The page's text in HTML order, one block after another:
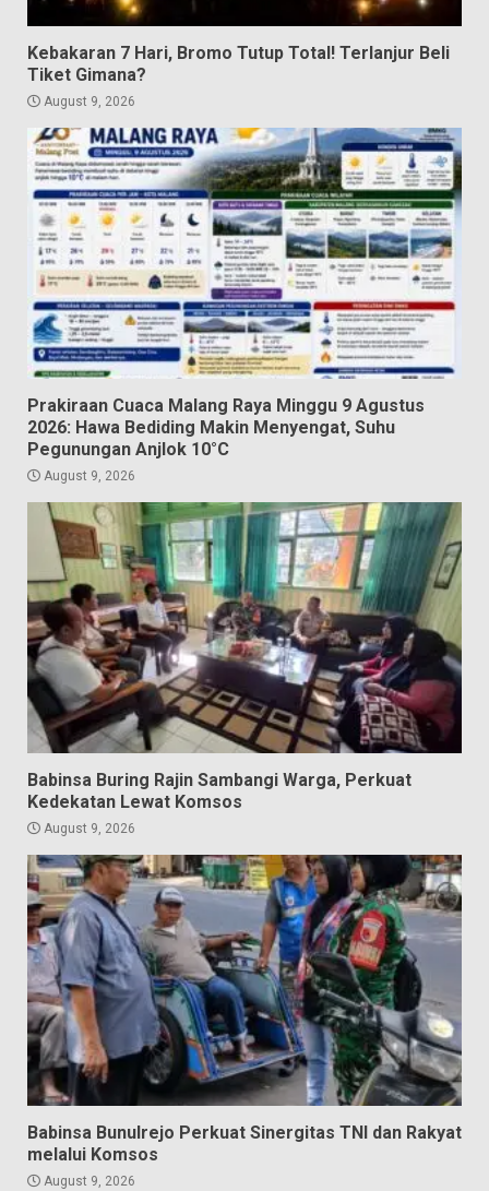
Kebakaran 7 Hari, Bromo Tutup Total! Terlanjur Beli
Tiket Gimana?
August 9, 2026
Prakiraan Cuaca Malang Raya Minggu 9 Agustus
2026: Hawa Bediding Makin Menyengat, Suhu
Pegunungan Anjlok 10°C
August 9, 2026
Babinsa Buring Rajin Sambangi Warga, Perkuat
Kedekatan Lewat Komsos
August 9, 2026
Babinsa Bunulrejo Perkuat Sinergitas TNI dan Rakyat
melalui Komsos
August 9, 2026